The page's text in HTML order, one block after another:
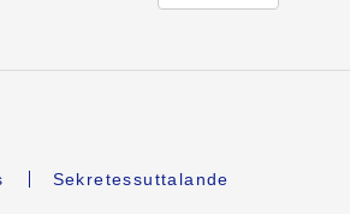
Sekretessuttalande